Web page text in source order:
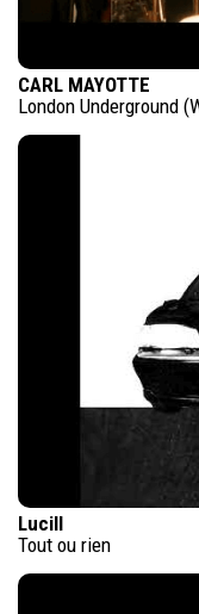
CARL MAYOTTE
London Underground
Lucill
Tout ou rien